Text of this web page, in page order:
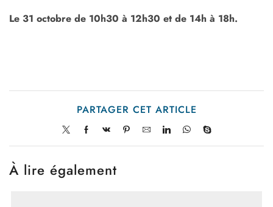
Le 31 octobre de 10h30 à 12h30 et de 14h à 18h.
PARTAGER CET ARTICLE
À lire également